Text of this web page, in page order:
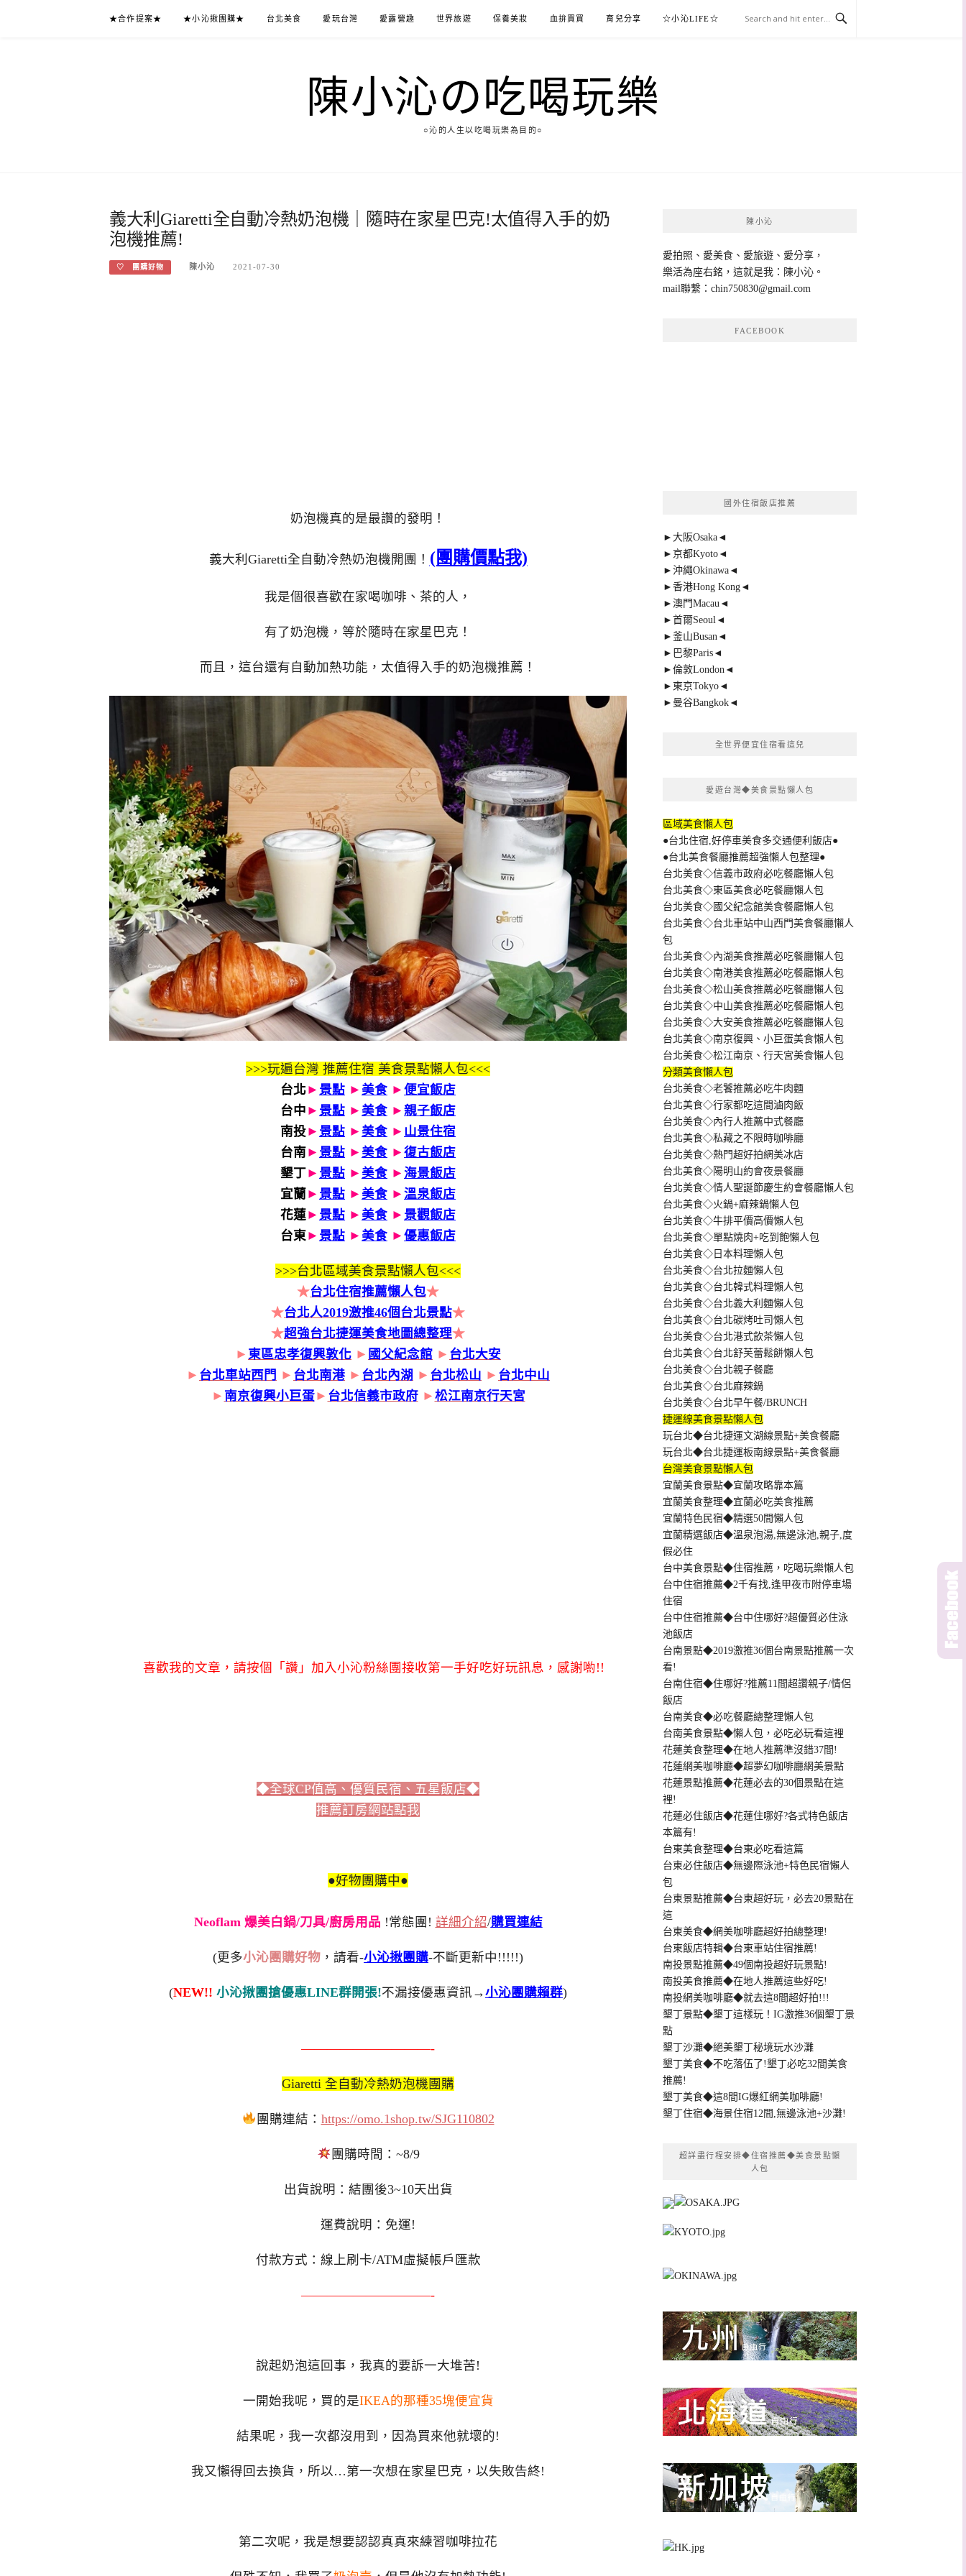
★合作提案★ ★小沁揪團購★ 台北美食 愛玩台灣 愛露營趣 世界旅遊 保養美妝 血拚買買 育兒分享 ☆小沁LIFE☆
陳小沁の吃喝玩樂
○沁的人生以吃喝玩樂為目的○
義大利Giaretti全自動冷熱奶泡機｜隨時在家星巴克!太值得入手的奶
泡機推薦!
♡ 團購好物 陳小沁 2021-07-30
奶泡機真的是最讚的發明！
義大利Giaretti全自動冷熱奶泡機開團！ (團購價點我)
我是個很喜歡在家喝咖啡、茶的人，
有了奶泡機，等於隨時在家星巴克！
而且，這台還有自動加熱功能，太值得入手的奶泡機推薦！
>>>玩遍台灣 推薦住宿 美食景點懶人包<<<
台北► 景點 ► 美食 ► 便宜飯店
台中 ► 景點 ► 美食 ► 親子飯店
南投► 景點 ► 美食 ► 山景住宿
台南► 景點 ► 美食 ► 復古飯店
墾丁► 景點 ► 美食 ► 海景飯店
宜蘭► 景點 ► 美食 ► 溫泉飯店
花蓮► 景點 ► 美食 ► 景觀飯店
台東► 景點 ► 美食 ► 優惠飯店
>>>台北區域美食景點懶人包<<<
★台北住宿推薦懶人包★
★台北人2019激推46個台北景點★
★超強台北捷運美食地圖總整理★
► 東區忠孝復興敦化 ► 國父紀念館 ► 台北大安
► 台北車站西門 ► 台北南港 ► 台北內湖 ► 台北松山 ► 台北中山
► 南京復興小巨蛋► 台北信義市政府► 松江南京行天宮
喜歡我的文章，請按個「讚」加入小沁粉絲團接收第一手好吃好玩訊息，感謝喲!!
◆全球CP值高、優質民宿、五星飯店◆
推薦訂房網站點我
●好物團購中●
Neoflam 爆美白鍋/刀具/廚房用品 !常態團! 詳細介紹/購買連結
(更多小沁團購好物 ，請看-小沁揪團購-不斷更新中!!!!!)
(NEW!! 小沁揪團搶優惠LINE群開張!不漏接優惠資訊→小沁團購賴群)
——————————-
Giaretti 全自動冷熱奶泡機團購
團購連結： https://omo.1shop.tw/SJG110802
團購時間：~8/9
出貨說明：結團後3~10天出貨
運費說明：免運!
付款方式：線上刷卡/ATM虛擬帳戶匯款
——————————-
說起奶泡這回事，我真的要訴一大堆苦!
一開始我呢，買的是IKEA的那種35塊便宜貨
結果呢，我一次都沒用到，因為買來他就壞的!
我又懶得回去換貨，所以…第一次想在家星巴克，以失敗告終!
第二次呢，我是想要認認真真來練習咖啡拉花
陳小沁
愛拍照、愛美食、愛旅遊、愛分享，
樂活為座右銘，這就是我：陳小沁。
mail聯繫： chin750830@gmail.com
FACEBOOK
國外住宿飯店推薦
►大阪Osaka◄
►京都Kyoto◄
►沖繩Okinawa◄
►香港Hong Kong◄
►澳門Macau◄
►首爾Seoul◄
►釜山Busan◄
►巴黎Paris◄
►倫敦London◄
►東京Tokyo◄
►曼谷Bangkok◄
全世界便宜住宿看這兒
愛遊台灣◆美食景點懶人包
區域美食懶人包
●台北住宿,好停車美食多交通便利飯店●
●台北美食餐廳推薦超強懶人包整理●
台北美食◇信義市政府必吃餐廳懶人包
台北美食◇東區美食必吃餐廳懶人包
台北美食◇國父紀念館美食餐廳懶人包
台北美食◇台北車站中山西門美食餐廳懶人
包
台北美食◇內湖美食推薦必吃餐廳懶人包
台北美食◇南港美食推薦必吃餐廳懶人包
台北美食◇松山美食推薦必吃餐廳懶人包
台北美食◇中山美食推薦必吃餐廳懶人包
台北美食◇大安美食推薦必吃餐廳懶人包
台北美食◇南京復興、小巨蛋美食懶人包
台北美食◇松江南京、行天宮美食懶人包
分類美食懶人包
台北美食◇老饕推薦必吃牛肉麵
台北美食◇行家都吃這間滷肉飯
台北美食◇內行人推薦中式餐廳
台北美食◇私藏之不限時咖啡廳
台北美食◇熱門超好拍網美冰店
台北美食◇陽明山約會夜景餐廳
台北美食◇情人聖誕節慶生約會餐廳懶人包
台北美食◇火鍋+麻辣鍋懶人包
台北美食◇牛排平價高價懶人包
台北美食◇單點燒肉+吃到飽懶人包
台北美食◇日本料理懶人包
台北美食◇台北拉麵懶人包
台北美食◇台北韓式料理懶人包
台北美食◇台北義大利麵懶人包
台北美食◇台北碳烤吐司懶人包
台北美食◇台北港式飲茶懶人包
台北美食◇台北舒芙蕾鬆餅懶人包
台北美食◇台北親子餐廳
台北美食◇台北麻辣鍋
台北美食◇台北早午餐/BRUNCH
捷運線美食景點懶人包
玩台北◆台北捷運文湖線景點+美食餐廳
玩台北◆台北捷運板南線景點+美食餐廳
台灣美食景點懶人包
宜蘭美食景點◆宜蘭攻略靠本篇
宜蘭美食整理◆宜蘭必吃美食推薦
宜蘭特色民宿◆精選50間懶人包
宜蘭精選飯店◆溫泉泡湯,無邊泳池,親子,度
假必住
台中美食景點◆住宿推薦，吃喝玩樂懶人包
台中住宿推薦◆2千有找,逢甲夜市附停車場
住宿
台中住宿推薦◆台中住哪好?超優質必住泳
池飯店
台南景點◆2019激推36個台南景點推薦一次
看!
台南住宿◆住哪好?推薦11間超讚親子/情侶
飯店
台南美食◆必吃餐廳總整理懶人包
台南美食景點◆懶人包，必吃必玩看這裡
花蓮美食整理◆在地人推薦準沒錯37間!
花蓮網美咖啡廳◆超夢幻咖啡廳網美景點
花蓮景點推薦◆花蓮必去的30個景點在這
裡!
花蓮必住飯店◆花蓮住哪好?各式特色飯店
本篇有!
台東美食整理◆台東必吃看這篇
台東必住飯店◆無邊際泳池+特色民宿懶人
包
台東景點推薦◆台東超好玩，必去20景點在
這
台東美食◆網美咖啡廳超好拍總整理!
台東飯店特輯◆台東車站住宿推薦!
南投景點推薦◆49個南投超好玩景點!
南投美食推薦◆在地人推薦這些好吃!
南投網美咖啡廳◆就去這8間超好拍!!!
墾丁景點◆墾丁這樣玩！IG激推36個墾丁景
點
墾丁沙灘◆絕美墾丁秘境玩水沙灘
墾丁美食◆不吃落伍了!墾丁必吃32間美食
推薦!
墾丁美食◆這8間IG爆紅網美咖啡廳!
墾丁住宿◆海景住宿12間,無邊泳池+沙灘!
超詳盡行程安排◆住宿推薦◆美食景點懶
人包